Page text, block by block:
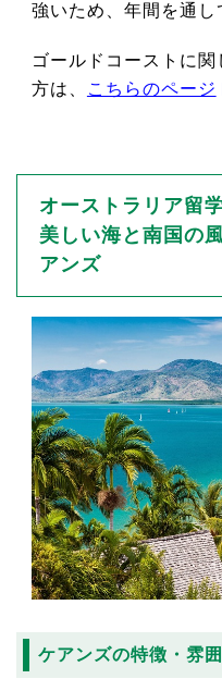
強いため、年間を通し
ゴールドコーストに
方は、
こちらのページ
オーストラリア留
美しい海と南国の
アンズ
ケアンズの特徴・雰